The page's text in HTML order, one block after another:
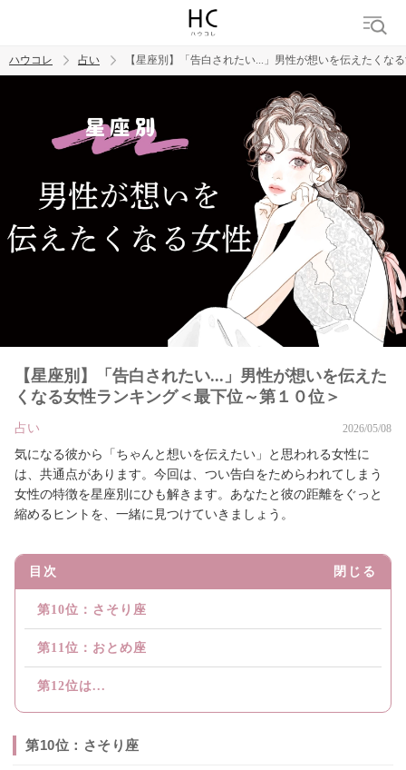
トレンド ワード
ハウコレ 占い 【星座別】「告白されたい...」男性が想いを伝えたくな
【星座別】「告白されたい...」男性が想いを伝えた
くなる女性ランキング＜最下位～第１０位＞
占い 2026/05/08
気になる彼から「ちゃんと想いを伝えたい」と思われる女性に
は、共通点があります。今回は、つい告白をためらわれてしまう
女性の特徴を星座別にひも解きます。あなたと彼の距離をぐっと
縮めるヒントを、一緒に見つけていきましょう。
目次 閉じる
第10位：さそり座
第11位：おとめ座
第12位は...
第10位：さそり座